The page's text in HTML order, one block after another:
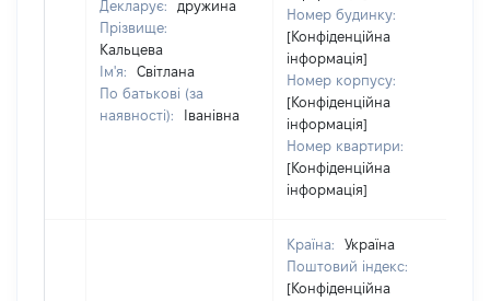
Декларує:
дружина
Прізвище:
Кальцева
Ім'я:
Світлана
По батькові (за
наявності):
Іванівна
Номер будинку:
[Конфіденційна
інформація]
Номер корпусу:
[Конфіденційна
інформація]
Номер квартири:
[Конфіденційна
інформація]
Країна:
Україна
Поштовий індекс:
[Конфіденційна